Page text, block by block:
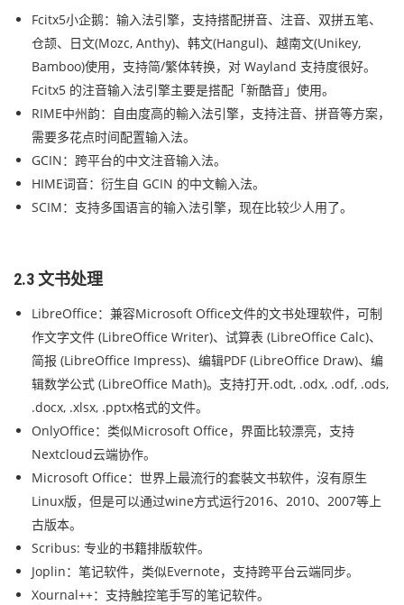
Fcitx5小企鹅：输入法引擎，支持搭配拼音、注音、双拼五笔、
仓颉、日文(Mozc, Anthy)、韩文(Hangul)、越南文(Unikey,
Bamboo)使用，支持简/繁体转换，对 Wayland 支持度很好。
Fcitx5 的注音输入法引擎主要是搭配「新酷音」使用。
RIME中州韵：自由度高的輸入法引擎，支持注音、拼音等方案，
需要多花点时间配置输入法。
GCIN：跨平台的中文注音输入法。
HIME词音：衍生自 GCIN 的中文輸入法。
SCIM：支持多国语言的输入法引擎，现在比较少人用了。
2.3 文书处理
LibreOffice：兼容Microsoft Office文件的文书处理软件，可制
作文字文件 (LibreOffice Writer)、试算表 (LibreOffice Calc)、
简报 (LibreOffice Impress)、编辑PDF (LibreOffice Draw)、编
辑数学公式 (LibreOffice Math)。支持打开.odt, .odx, .odf, .ods,
.docx, .xlsx, .pptx格式的文件。
OnlyOffice：类似Microsoft Office，界面比较漂亮，支持
Nextcloud云端协作。
Microsoft Office：世界上最流行的套裝文书软件，沒有原生
Linux版，但是可以通过wine方式运行2016、2010、2007等上
古版本。
Scribus: 专业的书籍排版软件。
Joplin：笔记软件，类似Evernote，支持跨平台云端同步。
Xournal++：支持触控笔手写的笔记软件。